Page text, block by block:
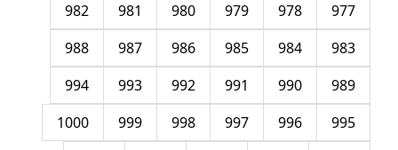
977
978
979
980
981
982
983
984
985
986
987
988
989
990
991
992
993
994
995
996
997
998
999
1000